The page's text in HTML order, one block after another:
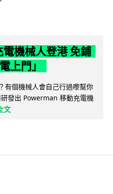
機械人登港 免鋪
上門」
有個機械人會自己行過嚟幫你
發出 Powerman 移動充電機
文